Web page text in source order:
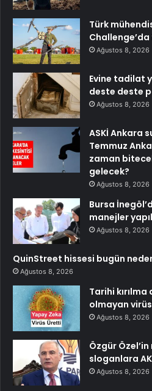
Türk
Ağustos 8, 2026
Evine tadilat
deste deste
Ağustos 8, 2026
ASKİ Ankara
Temmuz
zaman
gelecek?
Ağustos 8, 2026
Bursa
manejler
Ağustos 8, 2026
QuinStreet hissesi bugün
Ağustos 8, 2026
Tarihi
olmayan
Ağustos 8, 2026
Özgür
sloganlara
Ağustos 8, 2026